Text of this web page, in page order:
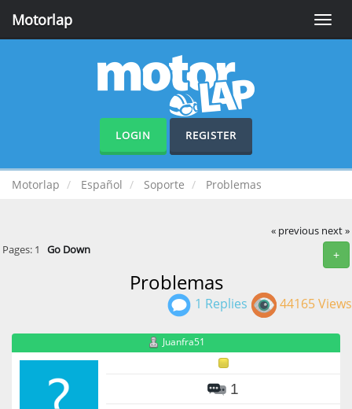
Toggle
Motorlap
LOGIN REGISTER
Motorlap Español Soporte Problemas
« previous next »
+
Pages: 1 Go Down
Problemas
1 Replies 44165 Views
Juanfra51
1